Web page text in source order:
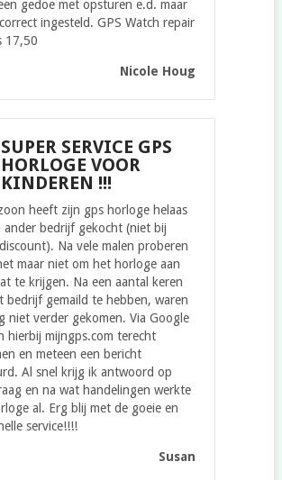
gedoe met opsturen e.d. maar
ingesteld. GPS Watch repair
17,50
Nicole Houg
SUPER SERVICE GPS
HORLOGE VOOR
KINDEREN !!!
heeft zijn gps horloge helaas
ander bedrijf gekocht (niet bij
Na vele malen proberen
maar niet om het horloge aan
te krijgen. Na een aantal keren
bedrijf gemaild te hebben, waren
niet verder gekomen. Via Google
hierbij mijngps.com terecht
en meteen een bericht
Al snel krijg ik antwoord op
en na wat handelingen werkte
al. Erg blij met de goeie en
service!!!!
Susan